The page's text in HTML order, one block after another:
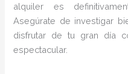
alquiler es
Asegúrate de investigar
disfrutar de tu gran día
espectacular.